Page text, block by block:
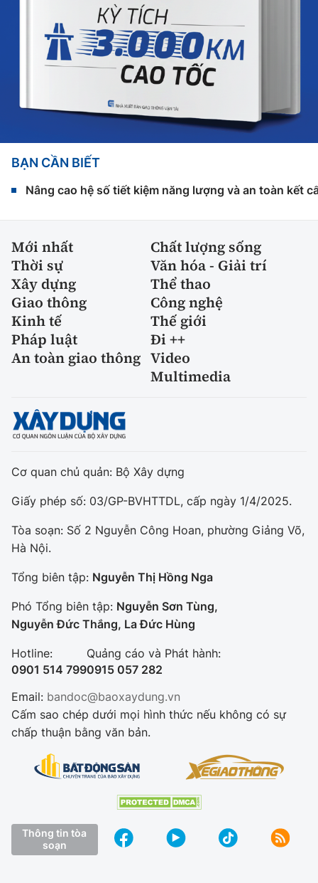
BẠN CẦN BIẾT
Nâng cao hệ số tiết kiệm năng lượng và an toàn kết
Mới nhất
Chất lượng sống
Thời sự
Văn hóa - Giải trí
Xây dựng
Thể thao
Giao thông
Công nghệ
Kinh tế
Thế giới
Pháp luật
Đi ++
An toàn giao thông Video
Multimedia
Cơ quan chủ quản: Bộ Xây dựng
Giấy phép số: 03/GP-BVHTTDL, cấp ngày 1/4/2025.
Tòa soạn: Số 2 Nguyễn Công Hoan, phường Giảng Võ,
Hà Nội.
Tổng biên tập: Nguyễn Thị Hồng Nga
Phó Tổng biên tập: Nguyễn Sơn Tùng,
Nguyễn Đức Thắng, La Đức Hùng
Hotline:
0901 514 799
Quảng cáo và Phát hành:
0915 057 282
Email: bandoc@baoxaydung.vn
Cấm sao chép dưới mọi hình thức nếu không có sự
chấp thuận bằng văn bản.
Thông tin tòa
soạn